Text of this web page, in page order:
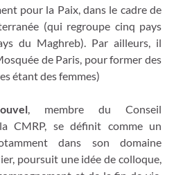
pour la Paix, dans le cadre de
(qui regroupe cinq pays
du Maghreb). Par ailleurs, il
de Paris, pour former des
étant des femmes)
, membre du Conseil
CMRP, se définit comme un
dans son domaine
poursuit une idée de colloque,